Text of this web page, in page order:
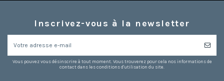
Inscrivez-vous à la newsletter
Vous pouvez vous désinscrire à tout moment. Vous trouverez pour cela nos informations de
contact dans les conditions d'utilisation du site.